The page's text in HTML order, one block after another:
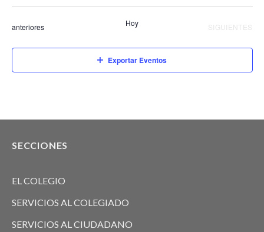
Eventos
anteriores Hoy EVENTOS
SIGUIENTES
Exportar Eventos
SECCIONES
EL COLEGIO
SERVICIOS AL COLEGIADO
SERVICIOS AL CIUDADANO